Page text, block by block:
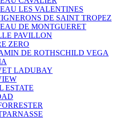
LES VALENTINES
DE SAINT TROPEZ
DE MONTGUERET
PAVILLON
ZERO
DE ROTHSCHILD VEGA
LADUBAY
ESTATE